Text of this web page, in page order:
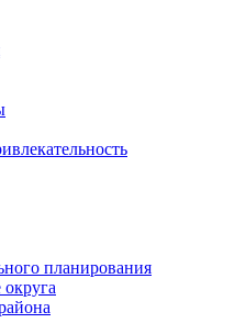
планирования